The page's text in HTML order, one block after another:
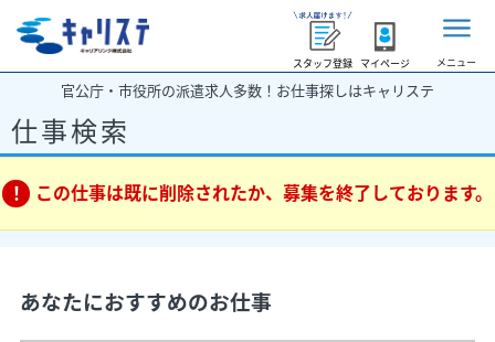
スタッフ登録 マイページ メニュー
官公庁・市役所の派遣求人多数！お仕事探しはキャリステ
仕事検索
この仕事は既に削除されたか、募集を終了しております。
あなたにおすすめのお仕事